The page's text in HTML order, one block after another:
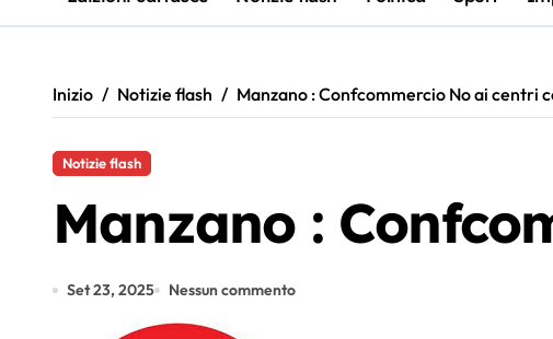
Inizio Notizie flash Manzano : Confcommercio No ai centri
Notizie flash
Manzano :
Set 23, 2025 Nessun commento